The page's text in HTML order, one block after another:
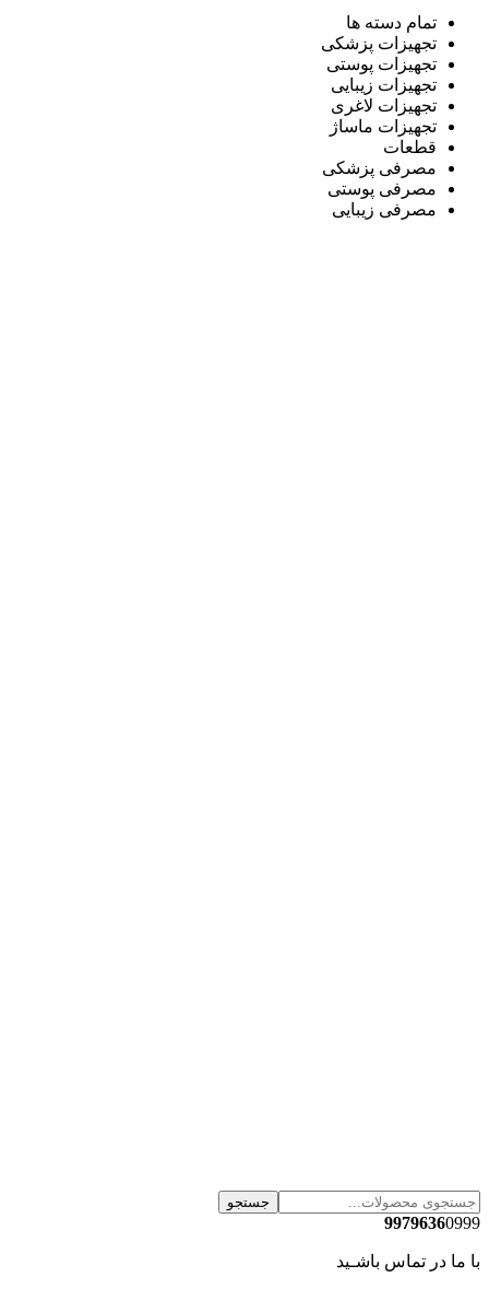
تمام دسته ها
تجهیزات پزشکی
تجهیزات پوستی
تجهیزات زیبایی
تجهیزات لاغری
تجهیزات ماساژ
قطعات
مصرفی پزشکی
مصرفی پوستی
مصرفی زیبایی
جستجو
99796360999
با ما در تماس باشـید